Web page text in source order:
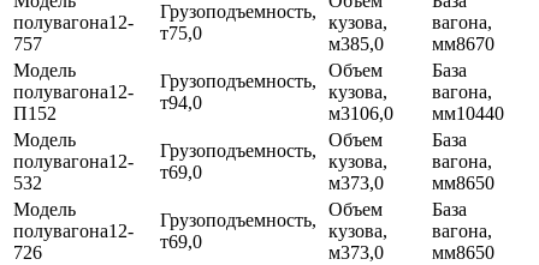
12-
757
75,0
85,0 8670
12-
П152
94,0
106,0 10440
12-
532
69,0
73,0 8650
12-
726
69,0
73,0 8650